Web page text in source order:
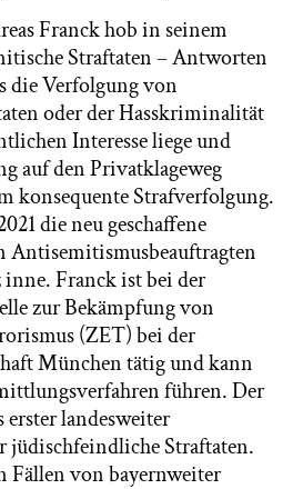
Franck hob in seinem
Straftaten – Antworten
die Verfolgung von
oder der Hasskriminalität
Interesse liege und
auf den Privatklageweg
konsequente Strafverfolgung.
die neu geschaffene
Antisemitismusbeauftragten
inne. Franck ist bei der
zur Bekämpfung von
(ZET) bei der
München tätig und kann
führen. Der
erster landesweiter
jüdischfeindliche Straftaten.
Fällen von bayernweiter